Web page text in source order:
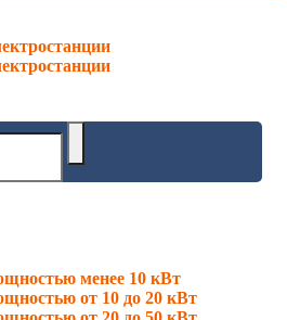
менее 10 кВт
от 10 до 20 кВт